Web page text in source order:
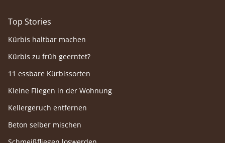
Top Stories
Kürbis haltbar machen
Kürbis zu früh geerntet?
11 essbare Kürbissorten
Kleine Fliegen in der Wohnung
Kellergeruch entfernen
Beton selber mischen